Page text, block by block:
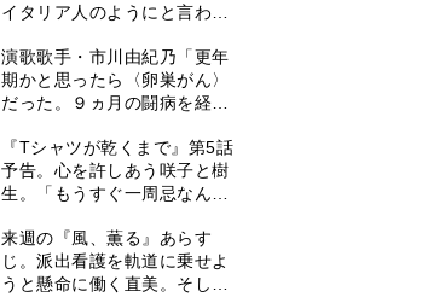
イタリア人のようにと言われ
演歌歌手・市川由紀乃「更年
期かと思ったら〈卵巣がん〉
だった。９ヵ月の闘病を経て
紙を今も支えに」【2026上半
期BEST】
『Tシャツが乾くまで』第5話
予告。心を許しあう咲子と樹
生。「もうすぐ一周忌なんで
レあり＞
来週の『風、薫る』あらす
じ。派出看護を軌道に乗せよ
うと懸命に働く直美。そして